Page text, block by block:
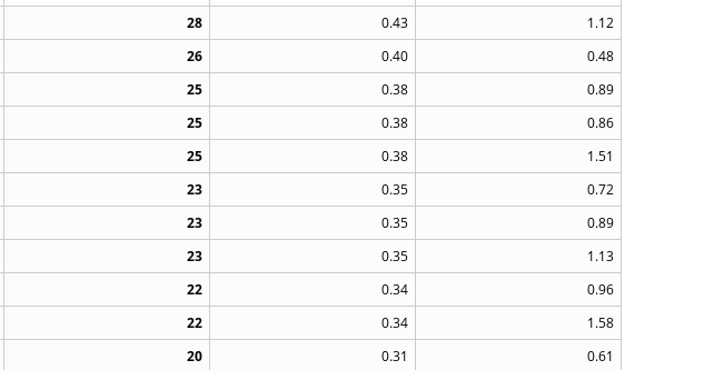
28 0.43
1.12
26 0.40
0.48
25 0.38
0.89
25 0.38
0.86
25 0.38
1.51
23 0.35
0.72
23 0.35
0.89
23 0.35
1.13
22 0.34
0.96
22 0.34
1.58
20 0.31
0.61